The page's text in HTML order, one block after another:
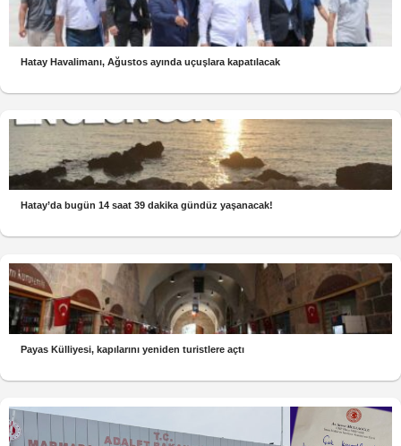
Hatay Havalimanı, Ağustos ayında uçuşlara kapatılacak
Hatay’da bugün 14 saat 39 dakika gündüz yaşanacak!
Payas Külliyesi, kapılarını yeniden turistlere açtı